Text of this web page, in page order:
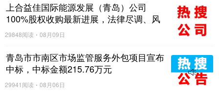
上合益佳国际能源发展（青岛）公司
100%股权收购最新进展，法律尽调、风
险评估业务服务成交候选人公示
29848阅读 08月09日
青岛市市南区市场监管服务外包项目宣布
中标，中标金额215.76万元
29941阅读 08月06日